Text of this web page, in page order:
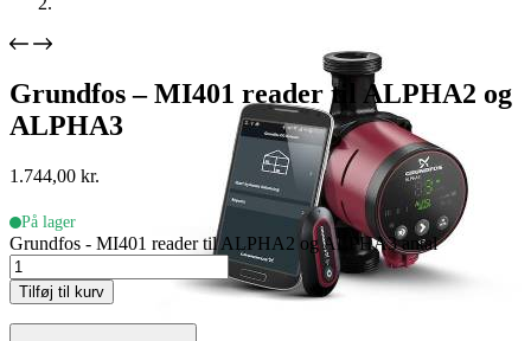
Grundfos – MI401 reader til ALPHA2 og
ALPHA3
1.744,00 kr.
På lager
Grundfos - MI401 reader til ALPHA2 og ALPHA3 antal
Tilføj til kurv